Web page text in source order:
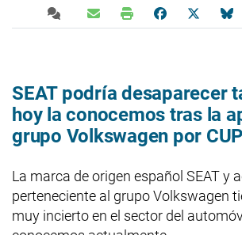
SEAT podría desaparecer
hoy la conocemos tras la
grupo Volkswagen por
La marca de origen español SEAT y
perteneciente al grupo Volkswagen
muy incierto en el sector del